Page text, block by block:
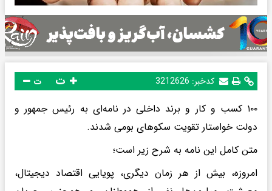
کدخبر: 3212626 ت
۱۰۰ کسب و کار و برند داخلی در نامه‌ای به رئیس جمهور و
دولت خواستار تقویت سکوهای بومی شدند.
متن کامل این نامه به شرح زیر است؛
امروزه، بیش از هر زمان دیگری، پویایی اقتصاد دیجیتال،